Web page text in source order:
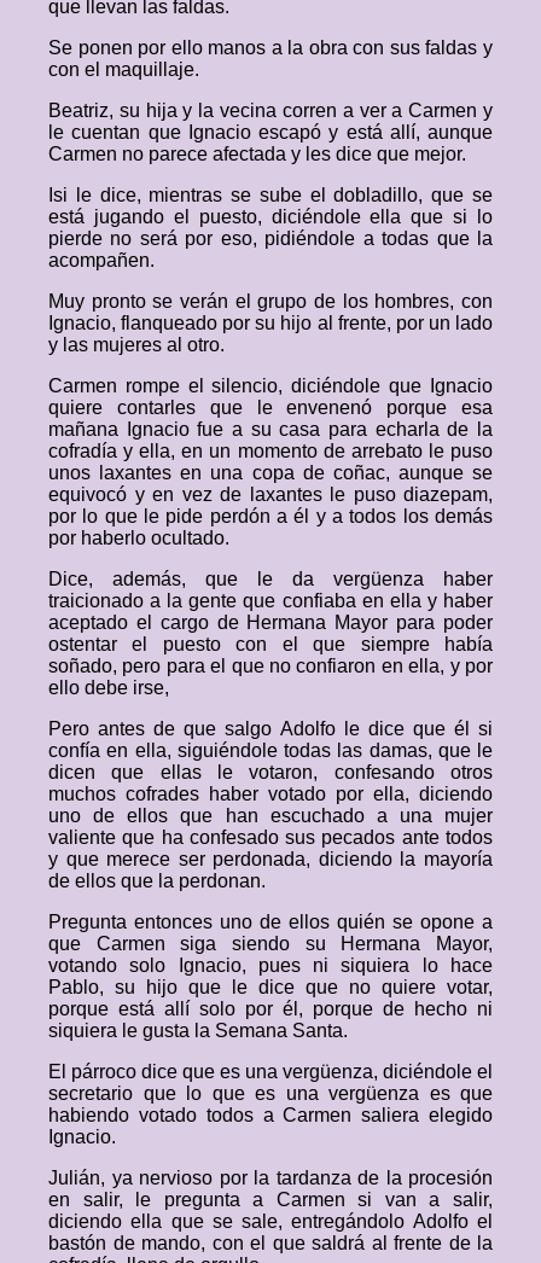
que llevan las faldas.
Se ponen por ello manos a la obra con sus faldas y
con el maquillaje.
Beatriz, su hija y la vecina corren a ver a Carmen y
le cuentan que Ignacio escapó y está allí, aunque
Carmen no parece afectada y les dice que mejor.
Isi le dice, mientras se sube el dobladillo, que se
está jugando el puesto, diciéndole ella que si lo
pierde no será por eso, pidiéndole a todas que la
acompañen.
Muy pronto se verán el grupo de los hombres, con
Ignacio, flanqueado por su hijo al frente, por un lado
y las mujeres al otro.
Carmen rompe el silencio, diciéndole que Ignacio
quiere contarles que le envenenó porque esa
mañana Ignacio fue a su casa para echarla de la
cofradía y ella, en un momento de arrebato le puso
unos laxantes en una copa de coñac, aunque se
equivocó y en vez de laxantes le puso diazepam,
por lo que le pide perdón a él y a todos los demás
por haberlo ocultado.
Dice, además, que le da vergüenza haber
traicionado a la gente que confiaba en ella y haber
aceptado el cargo de Hermana Mayor para poder
ostentar el puesto con el que siempre había
soñado, pero para el que no confiaron en ella, y por
ello debe irse,
Pero antes de que salgo Adolfo le dice que él si
confía en ella, siguiéndole todas las damas, que le
dicen que ellas le votaron, confesando otros
muchos cofrades haber votado por ella, diciendo
uno de ellos que han escuchado a una mujer
valiente que ha confesado sus pecados ante todos
y que merece ser perdonada, diciendo la mayoría
de ellos que la perdonan.
Pregunta entonces uno de ellos quién se opone a
que Carmen siga siendo su Hermana Mayor,
votando solo Ignacio, pues ni siquiera lo hace
Pablo, su hijo que le dice que no quiere votar,
porque está allí solo por él, porque de hecho ni
siquiera le gusta la Semana Santa.
El párroco dice que es una vergüenza, diciéndole el
secretario que lo que es una vergüenza es que
habiendo votado todos a Carmen saliera elegido
Ignacio.
Julián, ya nervioso por la tardanza de la procesión
en salir, le pregunta a Carmen si van a salir,
diciendo ella que se sale, entregándolo Adolfo el
bastón de mando, con el que saldrá al frente de la